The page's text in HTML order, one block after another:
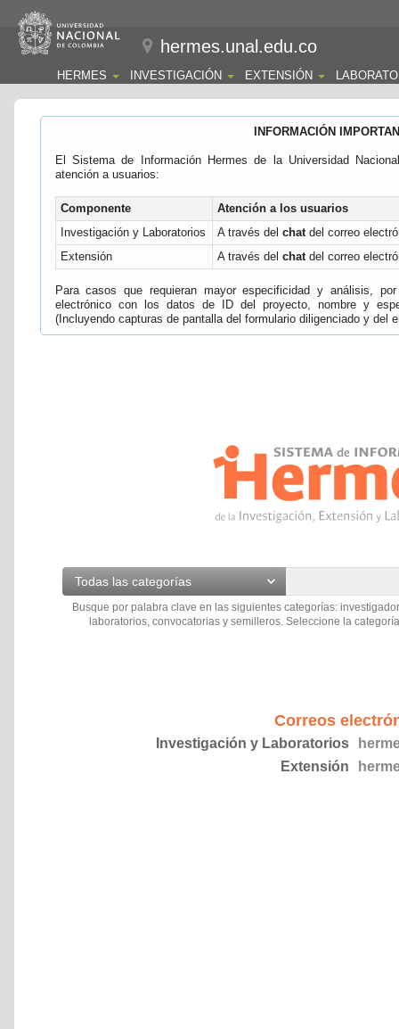
hermes.unal.edu.co
HERMES INVESTIGACIÓN EXTENSIÓN
INFORMACIÓN
El Sistema de Información Hermes de la Universidad
atención a usuarios:
Componente
Atención a los usuarios
Investigación y Laboratorios
A través del chatdel correo
Extensión
A través del chatdel correo
Para casos que requieran mayor especificidad y análisis,
electrónico con los datos de ID del proyecto, nombre y
(Incluyendo capturas de pantalla del formulario diligenciado y del
Todas las categorías
Busque por palabra clave en las siguientes categorías:
laboratorios, convocatorias y semilleros. Seleccione la
Correos
Investigación y Laboratorios
Extensión